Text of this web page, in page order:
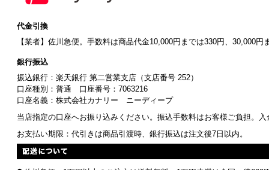
代金引換
【業者】佐川急便。手数料は商品代金10,000円までは330円、30,000
銀行振込
振込銀行：楽天銀行 第二営業支店（支店番号 252）
口座種別：普通 口座番号：7063216
口座名義：株式会社カナリー ニーディープ
当店指定の口座へお振り込みください。振込手数料はお客様ご負担。
お支払い期限：代引きは商品引渡時、銀行振込は注文後7日以内。